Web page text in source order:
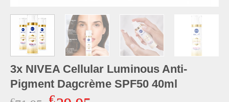
3x NIVEA Cellular Luminous Anti-
Pigment Dagcrème SPF50 40ml
€